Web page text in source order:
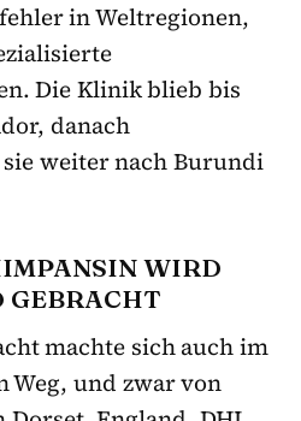
in Weltregionen,
Die Klinik blieb bis
danach
weiter nach Burundi
WIRD
GEBRACHT
machte sich auch im
Weg, und zwar von